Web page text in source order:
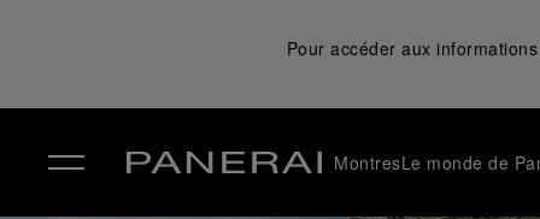
Pour accéder aux
MontresLe monde de